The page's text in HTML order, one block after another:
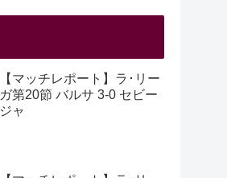
【マッチレポート】ラ･リー
ガ第20節 バルサ 3-0 セビー
ジャ